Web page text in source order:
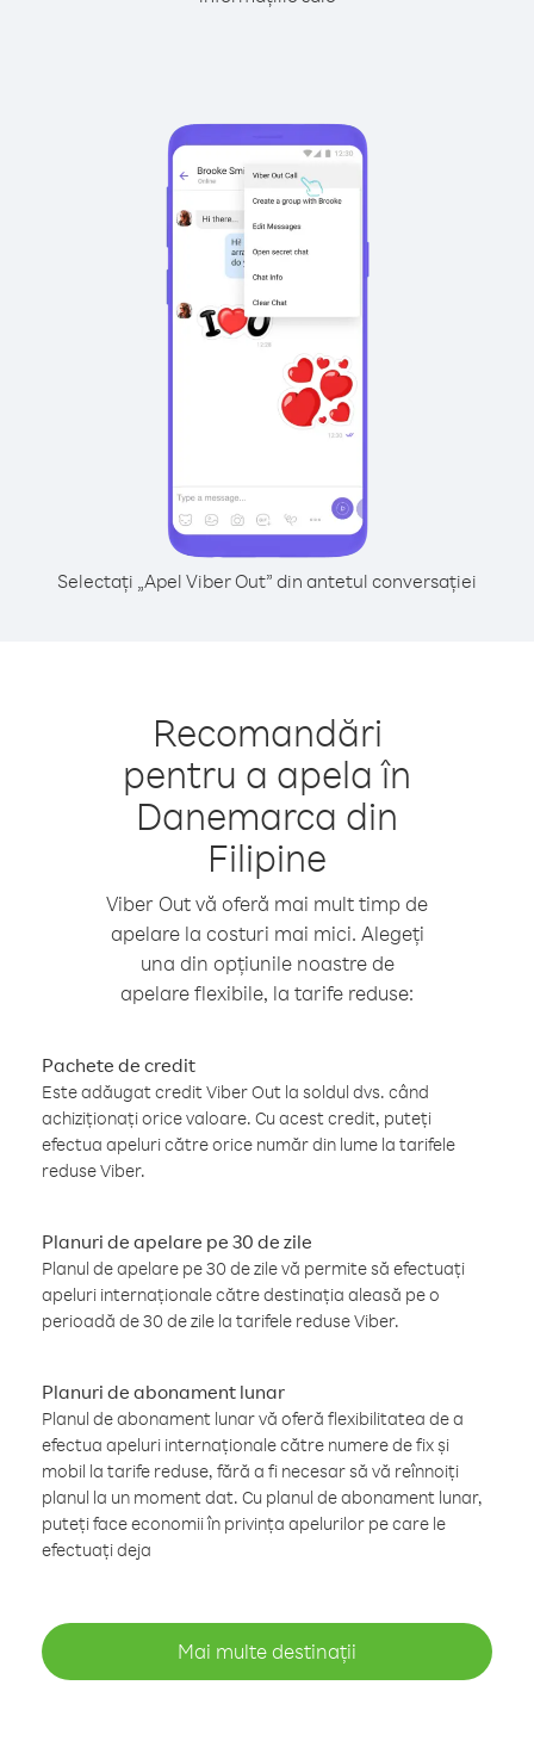
Selectați „Apel Viber Out” din antetul conversației
Recomandări
pentru a apela în
Danemarca din
Filipine
Viber Out vă oferă mai mult timp de
apelare la costuri mai mici. Alegeți
una din opțiunile noastre de
apelare flexibile, la tarife reduse:
Pachete de credit
Este adăugat credit Viber Out la soldul dvs. când
achiziționați orice valoare. Cu acest credit, puteți
efectua apeluri către orice număr din lume la tarifele
reduse Viber.
Planuri de apelare pe 30 de zile
Planul de apelare pe 30 de zile vă permite să efectuați
apeluri internaționale către destinația aleasă pe o
perioadă de 30 de zile la tarifele reduse Viber.
Planuri de abonament lunar
Planul de abonament lunar vă oferă flexibilitatea de a
efectua apeluri internaționale către numere de fix și
mobil la tarife reduse, fără a fi necesar să vă reînnoiți
planul la un moment dat. Cu planul de abonament lunar,
puteți face economii în privința apelurilor pe care le
efectuați deja
Mai multe destinații